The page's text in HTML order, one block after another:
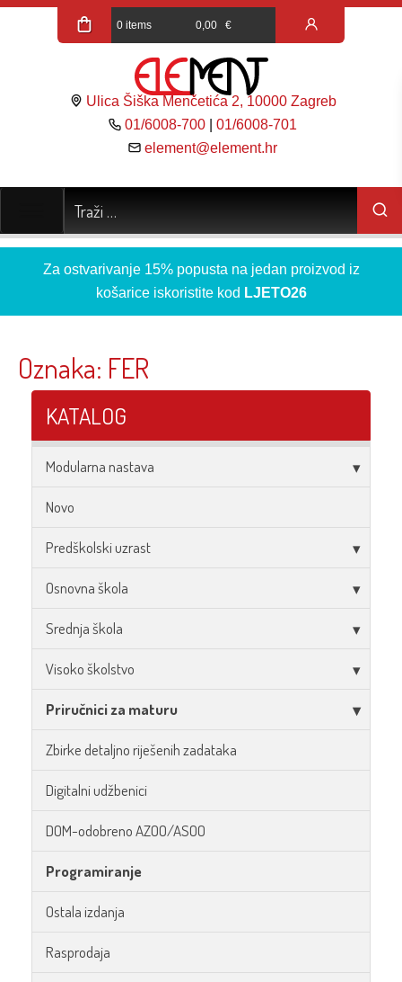
0 items 0,00 €
Ulica Šiška Menčetića 2, 10000 Zagreb
01/6008-700 |01/6008-701
element@element.hr
Za ostvarivanje 15% popusta na jedan proizvod iz
košarice iskoristite kod LJETO26
Oznaka: FER
KATALOG
Modularna nastava
Novo
Predškolski uzrast
Osnovna škola
Srednja škola
Visoko školstvo
Priručnici za maturu
Zbirke detaljno riješenih zadataka
Digitalni udžbenici
DOM-odobreno AZOO/ASOO
Programiranje
Ostala izdanja
Rasprodaja